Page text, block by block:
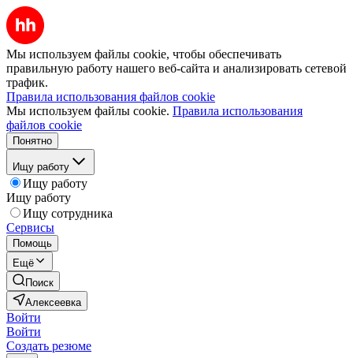
Мы используем файлы cookie, чтобы обеспечивать
правильную работу нашего веб-сайта и анализировать сетевой
трафик.
Правила использования файлов cookie
Мы используем файлы cookie. Правила использования
файлов cookie
Понятно
Ищу работу
Ищу работу
Ищу работу
Ищу сотрудника
Сервисы
Помощь
Ещё
Поиск
Алексеевка
Войти
Войти
Создать резюме